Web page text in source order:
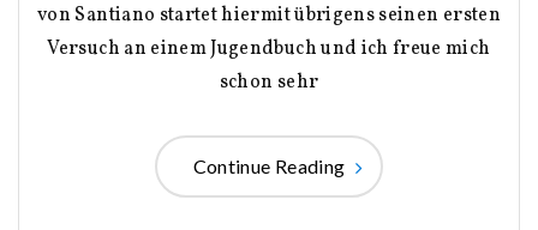
von Santiano startet hiermit übrigens seinen ersten
Versuch an einem Jugendbuch und ich freue mich
schon sehr
Continue Reading